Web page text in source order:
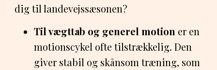
dig til landevejssæsonen?
Til vægttab og generel motion er en
motionscykel ofte tilstrækkelig. Den
giver stabil og skånsom træning, som